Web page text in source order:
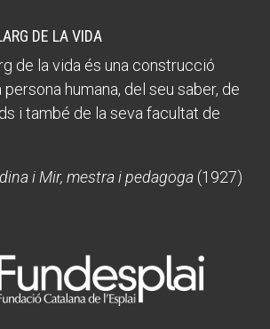
DE LA VIDA
de la vida és una construcció
humana, del seu saber, de
i també de la seva facultat de
i Mir, mestra i pedagoga (1927)